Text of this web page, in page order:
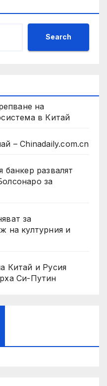
Search
на
в Китай
– Chinadaily.com.cn
банкер развалят
за
за
на културния и
Китай и Русия
Си-Путин